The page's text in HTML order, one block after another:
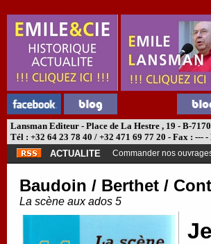
Lansman Editeur - Place de La Hestre , 19 - B-
Tél : +32 64 23 78 40 / +32 471 69 77 20 - Fax : ---
ACTUALITE
Abonnement théâtre ?
Baudoin / Berthet /
La scène aux ados 5